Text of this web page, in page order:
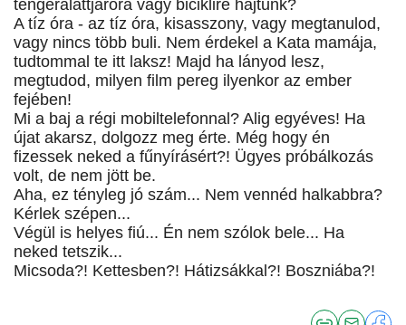
tengeralattjáróra vagy biciklire hajtunk?
A tíz óra - az tíz óra, kisasszony, vagy megtanulod,
vagy nincs több buli. Nem érdekel a Kata mamája,
tudtommal te itt laksz! Majd ha lányod lesz,
megtudod, milyen film pereg ilyenkor az ember
fejében!
Mi a baj a régi mobiltelefonnal? Alig egyéves! Ha
újat akarsz, dolgozz meg érte. Még hogy én
fizessek neked a fűnyírásért?! Ügyes próbálkozás
volt, de nem jött be.
Aha, ez tényleg jó szám... Nem vennéd halkabbra?
Kérlek szépen...
Végül is helyes fiú... Én nem szólok bele... Ha
neked tetszik...
Micsoda?! Kettesben?! Hátizsákkal?! Boszniába?!